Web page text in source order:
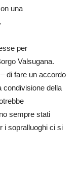
una
per
Valsugana.
di fare un accordo
condivisione della
sempre stati
i sopralluoghi ci si